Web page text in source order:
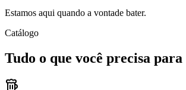
Estamos aqui quando a vontade bater.
Catálogo
Tudo o que você precisa